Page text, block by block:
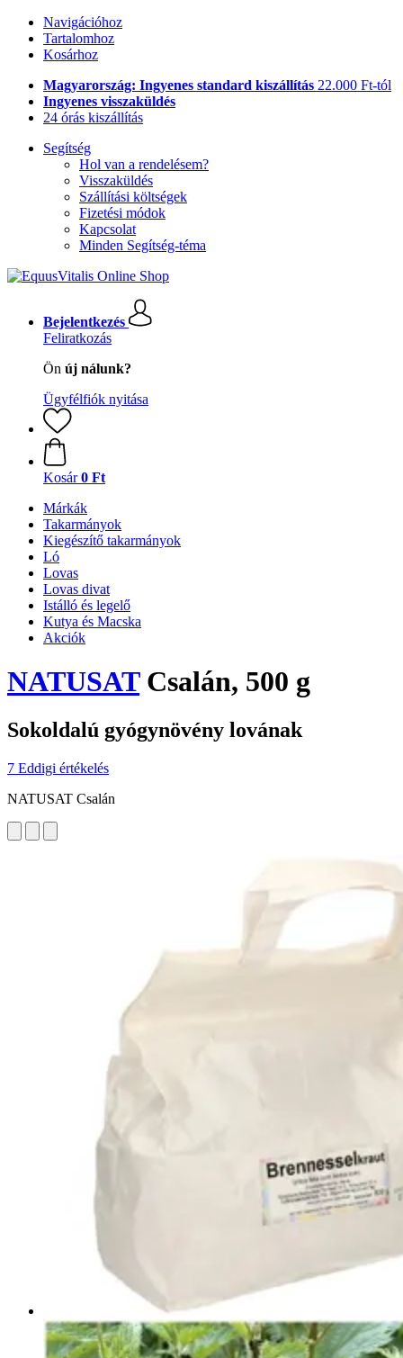
Navigációhoz
Tartalomhoz
Kosárhoz
Magyarország: Ingyenes standard kiszállítás 22.000 Ft-tól
Ingyenes visszaküldés
24 órás kiszállítás
Segítség
Hol van a rendelésem?
Visszaküldés
Szállítási költségek
Fizetési módok
Kapcsolat
Minden Segítség-téma
Bejelentkezés
Feliratkozás
Ön új nálunk?
Ügyfélfiók nyitása
Kosár 0 Ft
Márkák
Takarmányok
Kiegészítő takarmányok
Ló
Lovas
Lovas divat
Istálló és legelő
Kutya és Macska
Akciók
NATUSATCsalán, 500 g
Sokoldalú gyógynövény lovának
7 Eddigi értékelés
NATUSAT Csalán